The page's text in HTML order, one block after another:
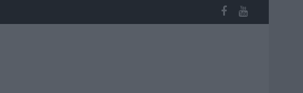
több otthoni kútból fogy ki a víz